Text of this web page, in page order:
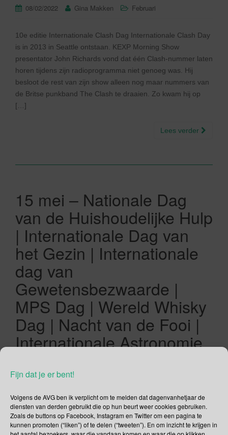
Fijn dat je er bent!
Volgens de AVG ben ik verplicht om te melden dat dagenvanhetjaar de
diensten van derden gebruikt die op hun beurt weer cookies gebruiken.
Zoals de buttons op Facebook, Instagram en Twitter om een pagina te
kunnen promoten (“liken”) of te delen (“tweeten”). En om inzicht te krijgen in
08/02/2022 Gina Makken Februari
10e editie Internationale Clash Dag Internationale Clash Day
is in 2013 in Seattle ontstaan. KEXP Morning Show
presentator John Richards vond dat één Clash-nummer laten
horen tijdens zijn radioprogramma niet genoeg was. Hij
besloot de rest van zijn show alleen nog maar nummers van
de Britse punkband The Clash te draaien. Zo kwam hij op
[…]
Lees verder
15 mei – Nationale Dag
van de Huishoudelijke Hulp
| Internationale Dag van
het Gezin | Internationale
dag van
Gewetensbezwaarde |
MPS Dag | Wereld Whisky
Dag | Nacht van de Fooi |
Internationale Astronomie
tegen
Zwangerschapsmisselijkhe
id | Internationale Watervrij